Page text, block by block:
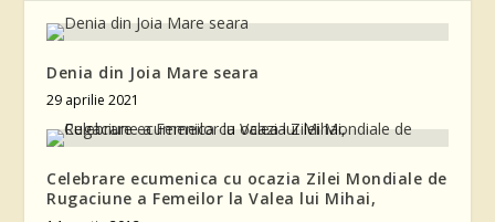
Denia din Joia Mare seara
29 aprilie 2021
Celebrare ecumenica cu ocazia Zilei Mondiale de
Rugaciune a Femeilor la Valea lui Mihai,